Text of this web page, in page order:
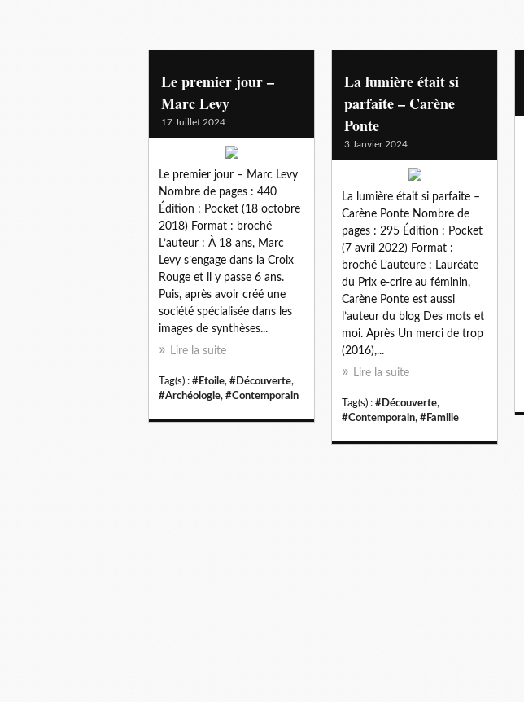
decouverte
Le premier jour –
Marc Levy
17 Juillet 2024
Le premier jour – Marc Levy
Nombre de pages : 440
Édition : Pocket (18 octobre
2018) Format : broché
L’auteur : À 18 ans, Marc
Levy s’engage dans la Croix
Rouge et il y passe 6 ans.
Puis, après avoir créé une
société spécialisée dans les
images de synthèses...
Lire la suite
Tag(s) : #Etoile, #Découverte,
#Archéologie, #Contemporain
La lumière était si
parfaite – Carène
Ponte
3 Janvier 2024
La lumière était si parfaite –
Carène Ponte Nombre de
pages : 295 Édition : Pocket
(7 avril 2022) Format :
broché L’auteure : Lauréate
du Prix e-crire au féminin,
Carène Ponte est aussi
l’auteur du blog Des mots et
moi. Après Un merci de trop
(2016),...
Lire la suite
Tag(s) : #Découverte,
#Contemporain, #Famille